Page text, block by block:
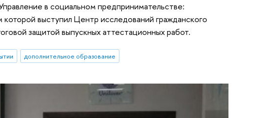
в социальном предпринимательстве:
выступил Центр исследований гражданского
защитой выпускных аттестационных работ.
дополнительное образование